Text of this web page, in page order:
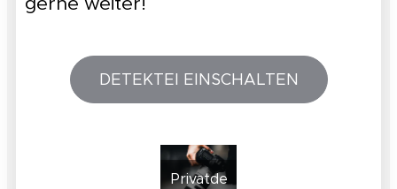
DETEKTEI EINSCHALTEN
Privatde